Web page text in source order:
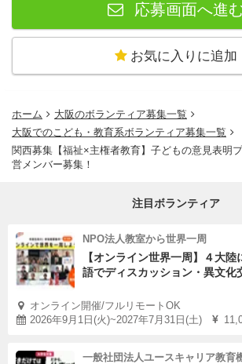
応募画面へ進
お気に入りに追加
ホーム
大阪のボランティア募集一覧
大阪でのこども・教育系ボランティア募集一覧
関西募集【福祉×主権者教育】子どもの意見表明
営メンバー募集！
注目ボランティア
NPO法人教室から世界一周
【オンライン世界一周】４大
語でディスカッション・異文化
オンライン開催/フルリモートOK
2026年9月1日(火)~2027年7月31日(土)
一般社団法人ユースキャリア教育